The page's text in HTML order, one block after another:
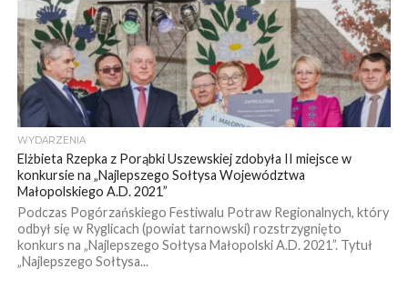
WYDARZENIA
Elżbieta Rzepka z Porąbki Uszewskiej zdobyła II miejsce w
konkursie na „Najlepszego Sołtysa Województwa
Małopolskiego A.D. 2021”
Podczas Pogórzańskiego Festiwalu Potraw Regionalnych, który
odbył się w Ryglicach (powiat tarnowski) rozstrzygnięto
konkurs na „Najlepszego Sołtysa Małopolski A.D. 2021”. Tytuł
„Najlepszego Sołtysa...